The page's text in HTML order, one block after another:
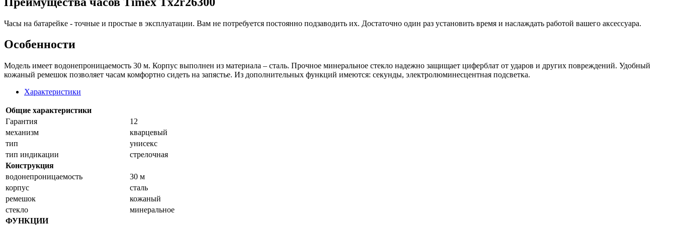
Часы на батарейке - точные и простые в эксплуатации. Вам не потребуется постоянно подзаводить их. Достаточно один раз установить время и наслаждать работой вашего аксессуара.
Особенности
Модель имеет водонепроницаемость 30 м. Корпус выполнен из материала – сталь. Прочное минеральное стекло надежно защищает циферблат от ударов и других повреждений. Удобный
кожаный ремешок позволяет часам комфортно сидеть на запястье. Из дополнительных функций имеются: секунды, электролюминесцентная подсветка.
Характеристики
Общие характеристики
Гарантия
12
механизм
кварцевый
тип
унисекс
тип индикации
стрелочная
Конструкция
водонепроницаемость
30 м
корпус
сталь
ремешок
кожаный
стекло
минеральное
ФУНКЦИИ